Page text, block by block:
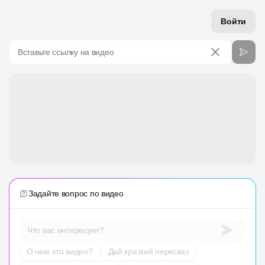
Войти
Вставьте ссылку на видео
Задайте вопрос по видео
Что вас интересует?
О чем это видео?
Дай краткий пересказ